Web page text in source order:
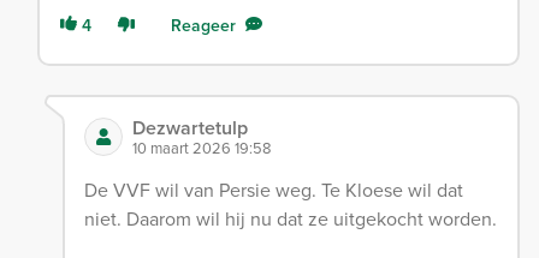
4 Reageer
Dezwartetulp
10 maart 2026 19:58
De VVF wil van Persie weg. Te Kloese wil dat
niet. Daarom wil hij nu dat ze uitgekocht worden.